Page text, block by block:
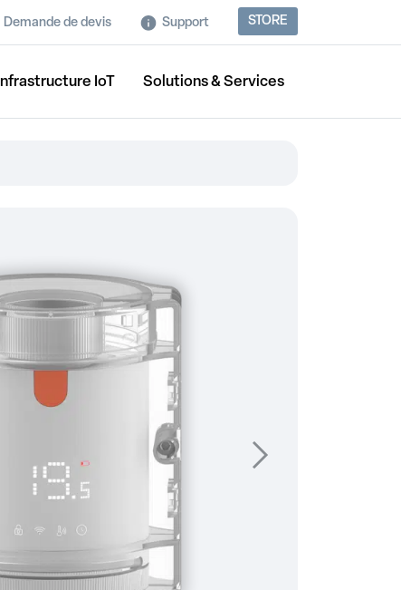
Demande de devis Support STORE
Infrastructure IoT Solutions & Services
Suivant